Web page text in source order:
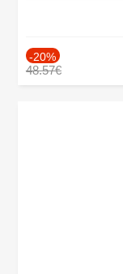
-20%
48.57€